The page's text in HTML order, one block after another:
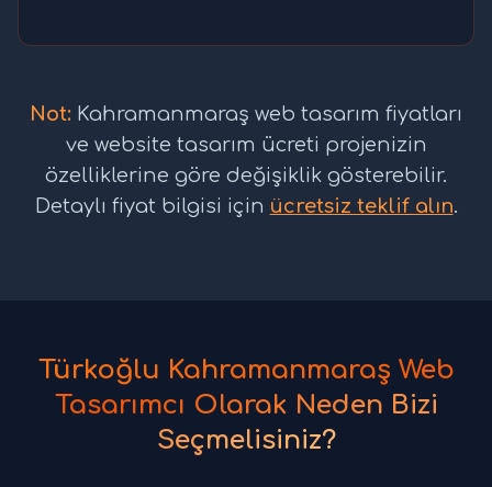
Not: Kahramanmaraş web tasarım fiyatları
ve website tasarım ücreti projenizin
özelliklerine göre değişiklik gösterebilir.
Detaylı fiyat bilgisi için ücretsiz teklif alın.
Türkoğlu Kahramanmaraş Web
Tasarımcı Olarak Neden Bizi
Seçmelisiniz?